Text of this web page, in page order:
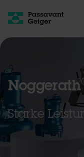
Noggerath
Starke